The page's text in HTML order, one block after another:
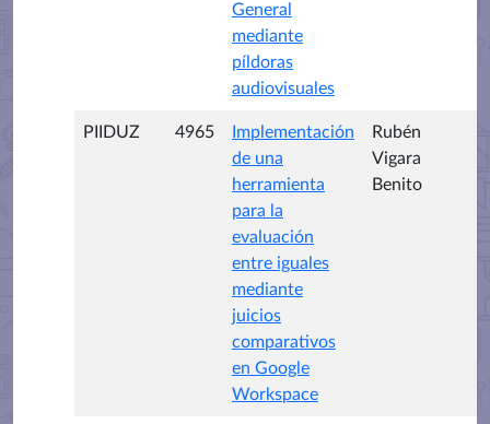
General
mediante
píldoras
audiovisuales
PIIDUZ 4965
Implementación
de una
herramienta
para la
evaluación
entre iguales
mediante
juicios
comparativos
en Google
Workspace
Rubén
Vigara
Benito